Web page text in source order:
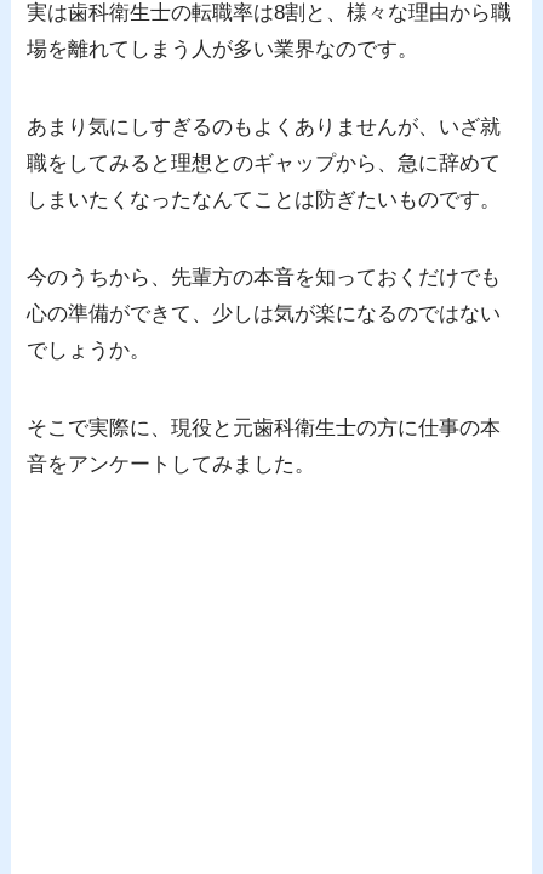
実は歯科衛生士の転職率は8割と、様々な理由から職
場を離れてしまう人が多い業界なのです。
あまり気にしすぎるのもよくありませんが、いざ就
職をしてみると理想とのギャップから、急に辞めて
しまいたくなったなんてことは防ぎたいものです。
今のうちから、先輩方の本音を知っておくだけでも
心の準備ができて、少しは気が楽になるのではない
でしょうか。
そこで実際に、現役と元歯科衛生士の方に仕事の本
音をアンケートしてみました。